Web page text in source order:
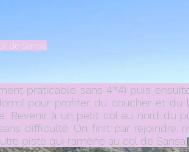
de Sansa
praticable sans 4*4) puis
pour profiter du coucher et du
Revenir à un petit col au nord du
difficulté. On finit par rejoindre,
piste qui ramène au col de Sansa.